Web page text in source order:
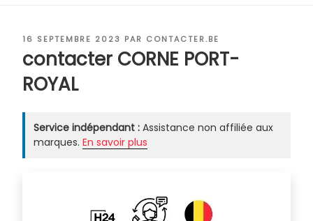
PUBLIÉ
16 SEPTEMBRE 2023 PAR CONTACTER.BE
contacter CORNE PORT-
ROYAL
Service indépendant : Assistance non affiliée aux
marques. En savoir plus